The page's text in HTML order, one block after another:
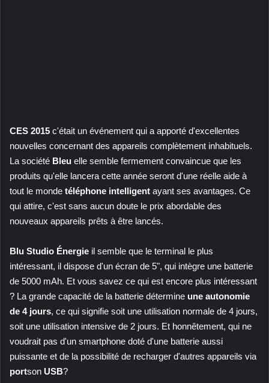
CES 2015 c'était un événement qui a apporté d'excellentes
nouvelles concernant des appareils complètement inhabituels.
La société Bleu elle semble fermement convaincue que les
produits qu'elle lancera cette année seront d'une réelle aide à
tout le monde téléphone intelligent ayant ses avantages. Ce
qui attire, c'est sans aucun doute le prix abordable des
nouveaux appareils prêts à être lancés.
Blu Studio Énergie il semble que le terminal le plus
intéressant, il dispose d'un écran de 5", qui intègre une batterie
de 5000 mAh. Et vous savez ce qui est encore plus intéressant
? La grande capacité de la batterie détermine une autonomie
de 4 jours, ce qui signifie soit une utilisation normale de 4 jours,
soit une utilisation intensive de 2 jours. Et honnêtement, qui ne
voudrait pas d'un smartphone doté d'une batterie aussi
puissante et de la possibilité de recharger d'autres appareils via
portson USB?